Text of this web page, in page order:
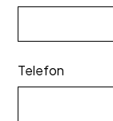
Telefon